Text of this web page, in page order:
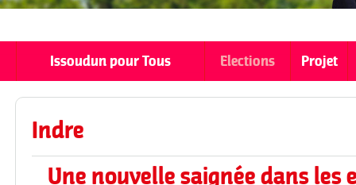
Issoudun pour Tous Elections Projet
Indre
Une nouvelle saignée dans les